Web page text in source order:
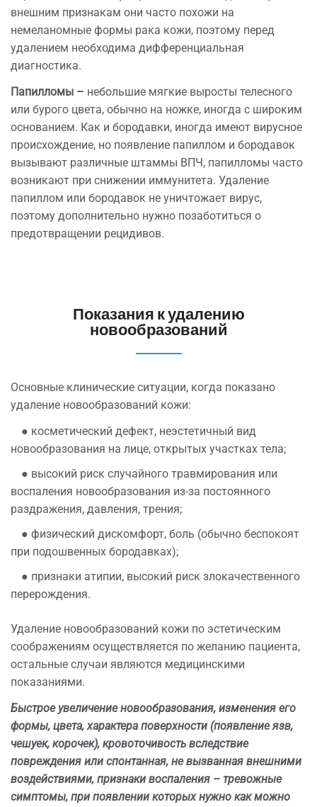
внешним признакам они часто похожи на
немеланомные формы рака кожи, поэтому перед
удалением необходима дифференциальная
диагностика.
Папилломы – небольшие мягкие выросты телесного
или бурого цвета, обычно на ножке, иногда с широким
основанием. Как и бородавки, иногда имеют вирусное
происхождение, но появление папиллом и бородавок
вызывают различные штаммы ВПЧ, папилломы часто
возникают при снижении иммунитета. Удаление
папиллом или бородавок не уничтожает вирус,
поэтому дополнительно нужно позаботиться о
предотвращении рецидивов.
Показания к удалению
новообразований
Основные клинические ситуации, когда показано
удаление новообразований кожи:
● косметический дефект, неэстетичный вид
новообразования на лице, открытых участках тела;
● высокий риск случайного травмирования или
воспаления новообразования из-за постоянного
раздражения, давления, трения;
● физический дискомфорт, боль (обычно беспокоят
при подошвенных бородавках);
● признаки атипии, высокий риск злокачественного
перерождения.
Удаление новообразований кожи по эстетическим
соображениям осуществляется по желанию пациента,
остальные случаи являются медицинскими
показаниями.
Быстрое увеличение новообразования, изменения его
формы, цвета, характера поверхности (появление язв,
чешуек, корочек), кровоточивость вследствие
повреждения или спонтанная, не вызванная внешними
воздействиями, признаки воспаления – тревожные
симптомы, при появлении которых нужно как можно